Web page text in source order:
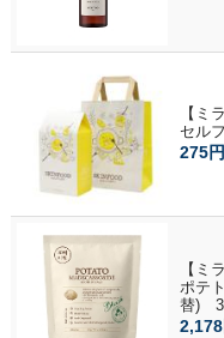
【ミ
セル
275円
【ミ
ポテ
替)
2,178